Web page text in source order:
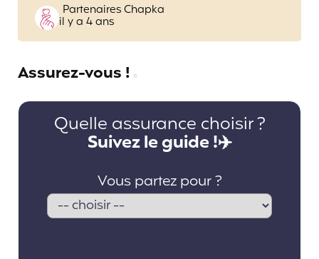
Posted
by
Partenaires Chapka
il y a 4 ans
Assurez-vous !